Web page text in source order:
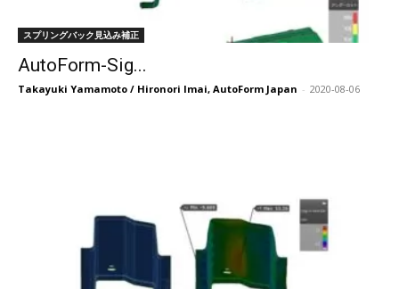
スプリングバック見込み補正
AutoForm-Sig...
Takayuki Yamamoto / Hironori Imai, AutoForm Japan - 2020-08-06